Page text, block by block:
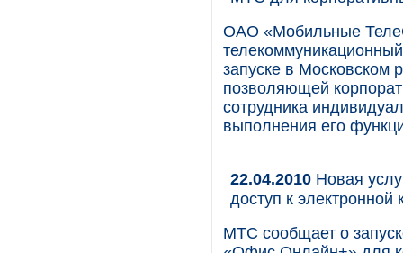
ОАО «Мобильные
запуске в Московском
позволяющей
сотрудника
выполнения его
22.04.2010 Новая
доступ к электронной
МТС сообщает о